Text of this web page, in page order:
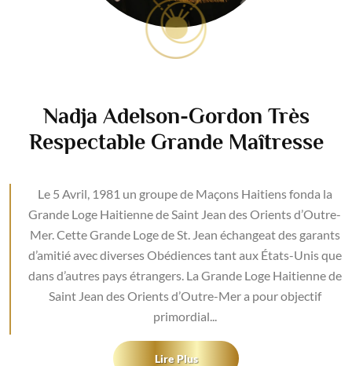
Nadja Adelson-Gordon Très
Respectable Grande Maîtresse
Le 5 Avril, 1981 un groupe de Maçons Haitiens fonda la
Grande Loge Haitienne de Saint Jean des Orients d’Outre-
Mer. Cette Grande Loge de St. Jean échangeat des garants
d’amitié avec diverses Obédiences tant aux États-Unis que
dans d’autres pays étrangers. La Grande Loge Haitienne de
Saint Jean des Orients d’Outre-Mer a pour objectif
primordial...
Lire Plus